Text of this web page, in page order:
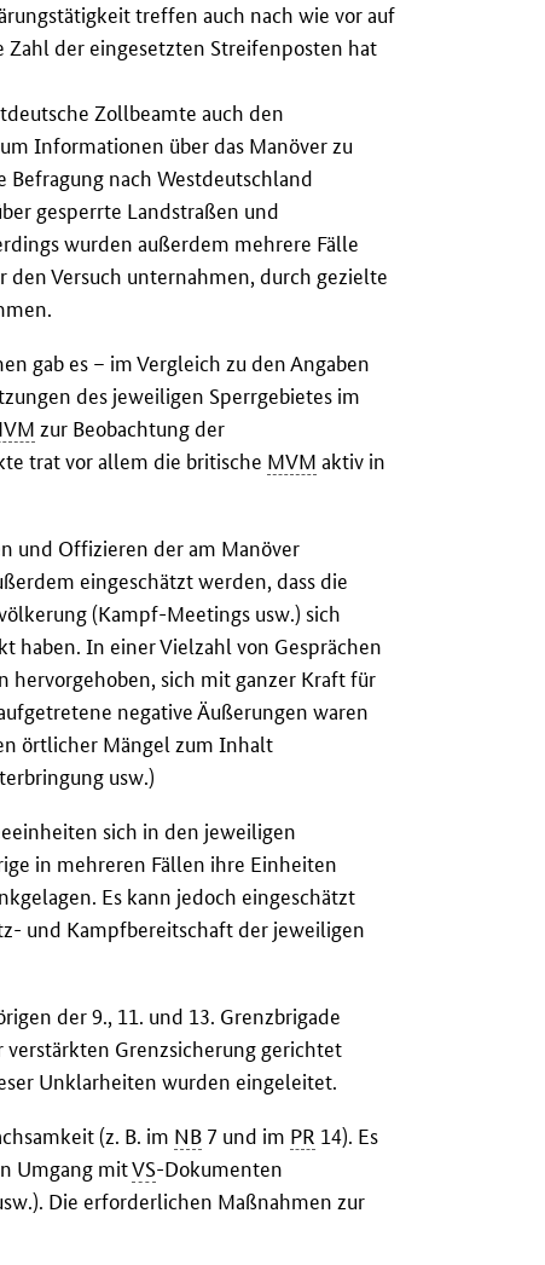
treffen auch nach wie vor auf
Zahl der eingesetzten Streifenposten hat
Zollbeamte auch den
Informationen über das Manöver zu
nach Westdeutschland
gesperrte Landstraßen und
wurden außerdem mehrere Fälle
den Versuch unternahmen, durch gezielte
gab es – im Vergleich zu den Angaben
des jeweiligen Sperrgebietes im
zur Beobachtung der
trat vor allem die britische MVM aktiv in
und Offizieren der am Manöver
eingeschätzt werden, dass die
(Kampf-Meetings usw.) sich
haben. In einer Vielzahl von Gesprächen
hervorgehoben, sich mit ganzer Kraft für
negative Äußerungen waren
örtlicher Mängel zum Inhalt
usw.)
sich in den jeweiligen
in mehreren Fällen ihre Einheiten
Es kann jedoch eingeschätzt
und Kampfbereitschaft der jeweiligen
der 9., 11. und 13. Grenzbrigade
Grenzsicherung gerichtet
Unklarheiten wurden eingeleitet.
(z. B. im NB 7 und im PR 14). Es
Umgang mitVS-Dokumenten
Die erforderlichen Maßnahmen zur